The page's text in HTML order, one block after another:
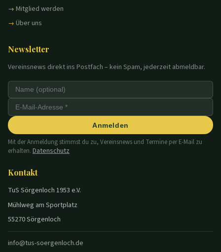
Mitglied werden
Über uns
Newsletter
Vereinsnews direkt ins Postfach – kein Spam, jederzeit abmeldbar.
Anmelden
Mit der Anmeldung stimmst du zu, Vereinsnews und Termine per E-Mail zu
erhalten. Datenschutz
Kontakt
TuS Sörgenloch 1953 e.V.
Mühlweg am Sportplatz
55270 Sörgenloch
info@tus-soergenloch.de